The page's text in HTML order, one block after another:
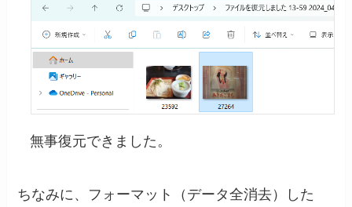
無事復元できました。
ちなみに、フォーマット（データ全消去）した